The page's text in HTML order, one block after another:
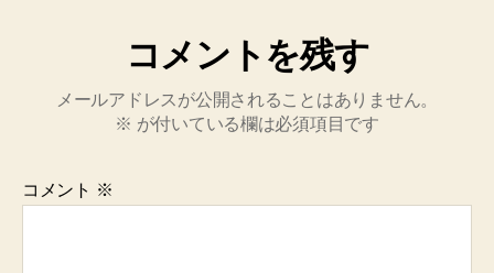
コメントを残す
メールアドレスが公開されることはありません。
※ が付いている欄は必須項目です
コメント ※